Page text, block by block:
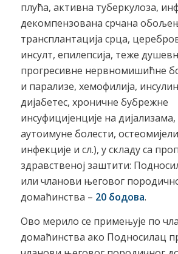
плућа, активна туберкулоза,
декомпензована срчана
трансплантација срца,
инсулт, епилепсија, теже
прогресивне нервномишићне
и парализе, хемофилија,
дијабетес, хроничне бубрежне
инсуфицијенције на дијализама,
аутоимуне болести,
инфекције и сл.), у складу са
здравственој заштити:
или чланови његовог
домаћинства – 20 бодова.
Ово мерило се примењује по
домаћинства ако Подносилац